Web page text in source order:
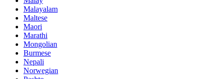
Malayalam
Maltese
Maori
Marathi
Mongolian
Burmese
Nepali
Norwegian